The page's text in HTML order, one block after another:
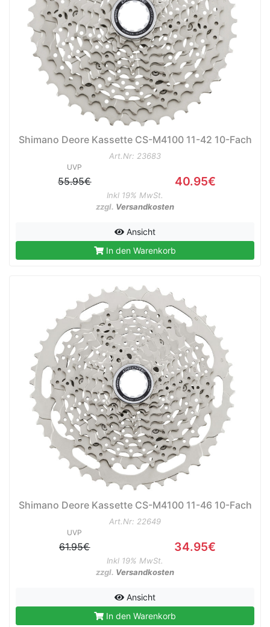
Shimano Deore Kassette CS-M4100 11-42 10-Fach
Art.Nr: 23683
UVP
55.95€ 40.95€
Inkl 19% MwSt.
zzgl. Versandkosten
Ansicht
In den Warenkorb
Shimano Deore Kassette CS-M4100 11-46 10-Fach
Art.Nr: 22649
UVP
61.95€ 34.95€
Inkl 19% MwSt.
zzgl. Versandkosten
Ansicht
In den Warenkorb